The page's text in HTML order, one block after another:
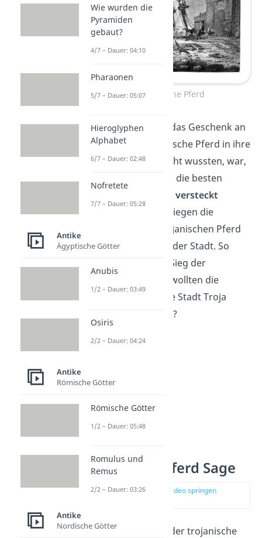
Das Trojanische Pferd
Die Trojaner nahmen das Geschenk an
und zogen das Trojanische Pferd in ihre
Stadt. Was sie aber nicht wussten, war,
dass sich in dem Pferd die besten
Soldaten versteckt
hatten. In der Nacht stiegen die
Griechen aus dem Trojanischen Pferd
und öffneten die Tore der Stadt. So
ermöglichten sie den Sieg der
Griechen. Aber wieso wollten die
Griechen eigentlich die Stadt Troja
unbedingt einnehmen?
Trojanisches Pferd Sage
zur Stelle im Video springen
Nach der Sage wollte der trojanische
Wie wurden die
Pyramiden
gebaut?
4/7 – Dauer: 04:10
Pharaonen
5/7 – Dauer: 05:07
Hieroglyphen
Alphabet
6/7 – Dauer: 02:48
Nofretete
7/7 – Dauer: 05:28
Antike
Ägyptische Götter
Anubis
1/2 – Dauer: 03:49
Osiris
2/2 – Dauer: 04:24
Antike
Römische Götter
Römische Götter
1/2 – Dauer: 05:48
Romulus und
Remus
2/2 – Dauer: 03:26
Antike
Nordische Götter